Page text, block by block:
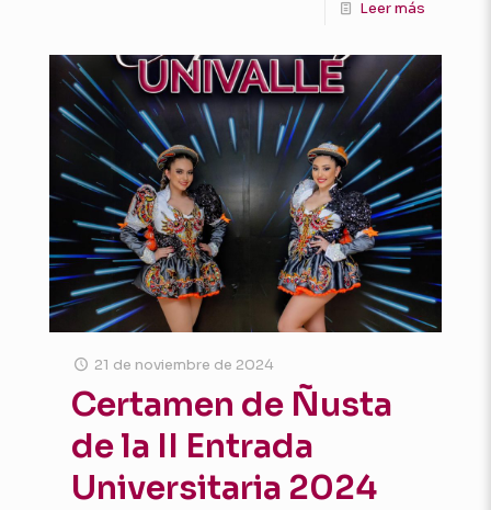
Leer más
21 de noviembre de 2024
Certamen de Ñusta
de la II Entrada
Universitaria 2024